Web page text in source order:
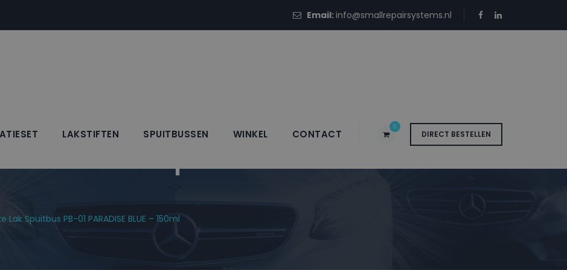
Email:info@smallrepairsystems.nl
DIRECT BESTELLEN
0
LAKSTIFTEN SPUITBUSSEN WINKEL CONTACT
Lak Spuitbus PB-01 PARADISE
Lak Spuitbus PB-01 PARADISE BLUE – 150ml